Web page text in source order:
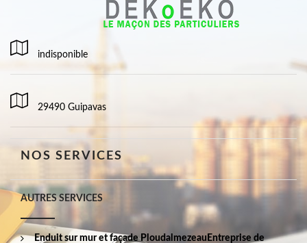
indisponible
29490 Guipavas
NOS SERVICES
AUTRES SERVICES
Enduit sur mur et façade Ploudalmezeau Entreprise de